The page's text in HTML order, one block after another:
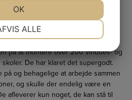
Holbæk Kommune
på at montere over 200 vindues- og
De har klaret det supergodt.
og behagelige at arbejde sammen
og skulle der endelig være en
afleverer kun noget, de kan stå til
STATISTIK
ALLE
OK